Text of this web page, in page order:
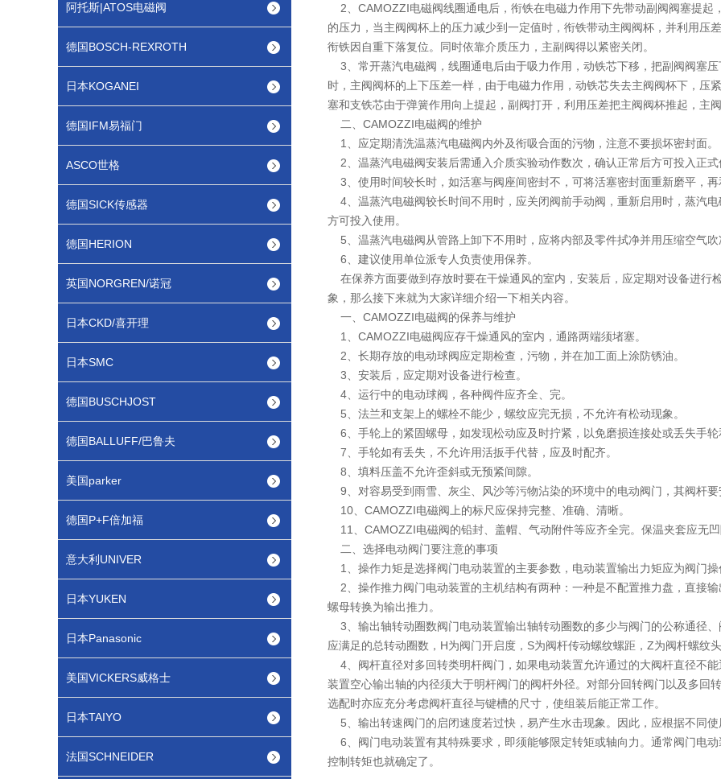
阿托斯|ATOS电磁阀
德国BOSCH-REXROTH
日本KOGANEI
德国IFM易福门
ASCO世格
德国SICK传感器
德国HERION
英国NORGREN/诺冠
日本CKD/喜开理
日本SMC
德国BUSCHJOST
德国BALLUFF/巴鲁夫
美国parker
德国P+F倍加福
意大利UNIVER
日本YUKEN
日本Panasonic
美国VICKERS威格士
日本TAIYO
法国SCHNEIDER
2、 CAMOZZI电磁阀线圈通电后，衔铁在电磁力作用下先带动副阀阀塞提
的压力，当主阀阀杯上的压力减少到一定值时，衔铁带动主阀阀杯，并利用压
衔铁因自重下落复位。同时依靠介质压力，主副阀得以紧密关闭。
3、常开蒸汽电磁阀，线圈通电后由于吸力作用，动铁芯下移，把副阀阀塞
时，主阀阀杯的上下压差一样，由于电磁力作用，动铁芯失去主阀阀杯下，压
塞和支铁芯由于弹簧作用向上提起，副阀打开，利用压差把主阀阀杯推起，主
二、 CAMOZZI电磁阀的维护
1、应定期清洗温蒸汽电磁阀内外及衔吸合面的污物，注意不要损坏密封面。
2、温蒸汽电磁阀安装后需通入介质实验动作数次，确认正常后方可投入正式
3、使用时间较长时，如活塞与阀座间密封不，可将活塞密封面重新磨平，
4、温蒸汽电磁阀较长时间不用时，应关闭阀前手动阀，重新启用时，蒸汽
方可投入使用。
5、温蒸汽电磁阀从管路上卸下不用时，应将内部及零件拭净并用压缩空气吹
6、建议使用单位派专人负责使用保养。
在保养方面要做到存放时要在干燥通风的室内，安装后，应定期对设备进行
象，那么接下来就为大家详细介绍一下相关内容。
一、CAMOZZI电磁阀的保养与维护
1、CAMOZZI电磁阀应存干燥通风的室内，通路两端须堵塞。
2、长期存放的电动球阀应定期检查，污物，并在加工面上涂防锈油。
3、安装后，应定期对设备进行检查。
4、运行中的电动球阀，各种阀件应齐全、完。
5、法兰和支架上的螺栓不能少，螺纹应完无损，不允许有松动现象。
6、手轮上的紧固螺母，如发现松动应及时拧紧，以免磨损连接处或丢失手轮
7、手轮如有丢失，不允许用活扳手代替，应及时配齐。
8、填料压盖不允许歪斜或无预紧间隙。
9、对容易受到雨雪、灰尘、风沙等污物沾染的环境中的电动阀门，其阀杆
10、CAMOZZI电磁阀上的标尺应保持完整、准确、清晰。
11、CAMOZZI电磁阀的铅封、盖帽、气动附件等应齐全完。保温夹套应无
二、选择电动阀门要注意的事项
1、操作力矩是选择阀门电动装置的主要参数，电动装置输出力矩应为阀门
2、操作推力阀门电动装置的主机结构有两种：一种是不配置推力盘，直接
螺母转换为输出推力。
3、输出轴转动圈数阀门电动装置输出轴转动圈数的多少与阀门的公称通径
应满足的总转动圈数，H为阀门开启度，S为阀杆传动螺纹螺距，Z为阀杆螺纹
4、阀杆直径对多回转类明杆阀门，如果电动装置允许通过的大阀杆直径不
装置空心输出轴的内径须大于明杆阀门的阀杆外径。对部分回转阀门以及多回
选配时亦应充分考虑阀杆直径与键槽的尺寸，使组装后能正常工作。
5、输出转速阀门的启闭速度若过快，易产生水击现象。因此，应根据不同
6、阀门电动装置有其特殊要求，即须能够限定转矩或轴向力。通常阀门电
控制转矩也就确定了。